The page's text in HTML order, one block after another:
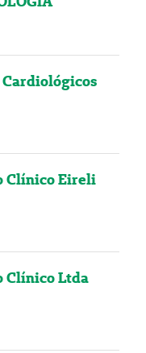
Clínico Eireli
Clínico Ltda